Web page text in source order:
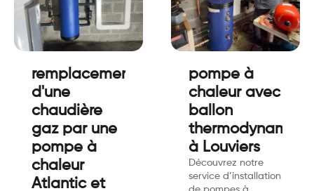
remplacement
d'une
chaudière
gaz par une
pompe à
chaleur
Atlantic et
pompe à
chaleur avec
ballon
à Louviers
Découvrez notre
service d’installation